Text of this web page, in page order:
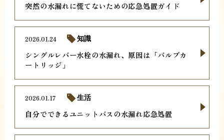
突然の水漏れに慌てないための応急処置ガイド
シングルレバー水栓の水漏れ、原因は「バルブカ
ートリッジ」
2026.01.24 知識
自分でできるユニットバスの水漏れ応急処置
2026.01.17 生活